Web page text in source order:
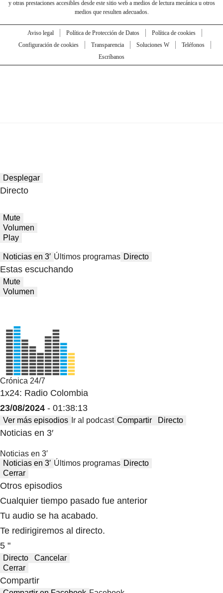
y otras prestaciones accesibles desde este sitio web a medios de lectura mecánica u otros
medios que resulten adecuados.
Aviso legal Política de Protección de Datos
Política de cookies
Configuración de cookies
Transparencia Soluciones W
Teléfonos
Escríbanos
Desplegar
Directo
Mute
Volumen
Play
Noticias en 3′ Últimos programas Directo
Estas escuchando
Mute
Volumen
Crónica 24/7
1x24: Radio Colombia
23/08/2024 - 01:38:13
Ver más episodios Ir al podcast Compartir Directo
Noticias en 3′
Noticias en 3′
Noticias en 3′ Últimos programas Directo
Cerrar
Otros episodios
Cualquier tiempo pasado fue anterior
Tu audio se ha acabado.
Te redirigiremos al directo.
5 "
Directo
Cancelar
Cerrar
Compartir